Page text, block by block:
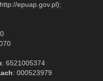
epuap.gov.pl):
: 6521005374
: 000523979